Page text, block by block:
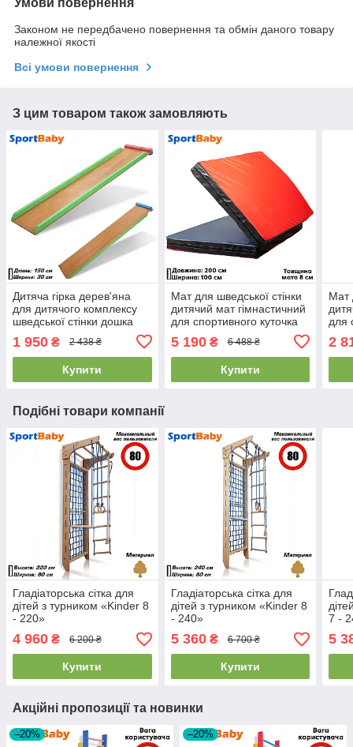
Умови повернення
Законом не передбачено повернення та обмін даного товару
належної якості
Всі умови повернення
З цим товаром також замовляють
Дитяча гірка дерев'яна
для дитячого комплексу
шведської стінки дошка
для преса SportBaby 2 в 1
(150x30см)
1 950 ₴ 2 438 ₴
Купити
Мат для шведської стінки
дитячий мат гімнастичний
для спортивного куточка
SportBaby «Книжка» 200 х
100 x 8 см
5 190₴ 6 488 ₴
Купити
Мат
для
х
2
Подібні товари компанії
Гладіаторська сітка для
дітей з турником «Kinder 8
- 220»
4 960 ₴ 6 200 ₴
Купити
Гладіаторська сітка для
дітей з турником «Kinder 8
- 240»
5 360₴ 6 700 ₴
Купити
7 -
5
Акційні пропозиції та новинки
–20% –20%